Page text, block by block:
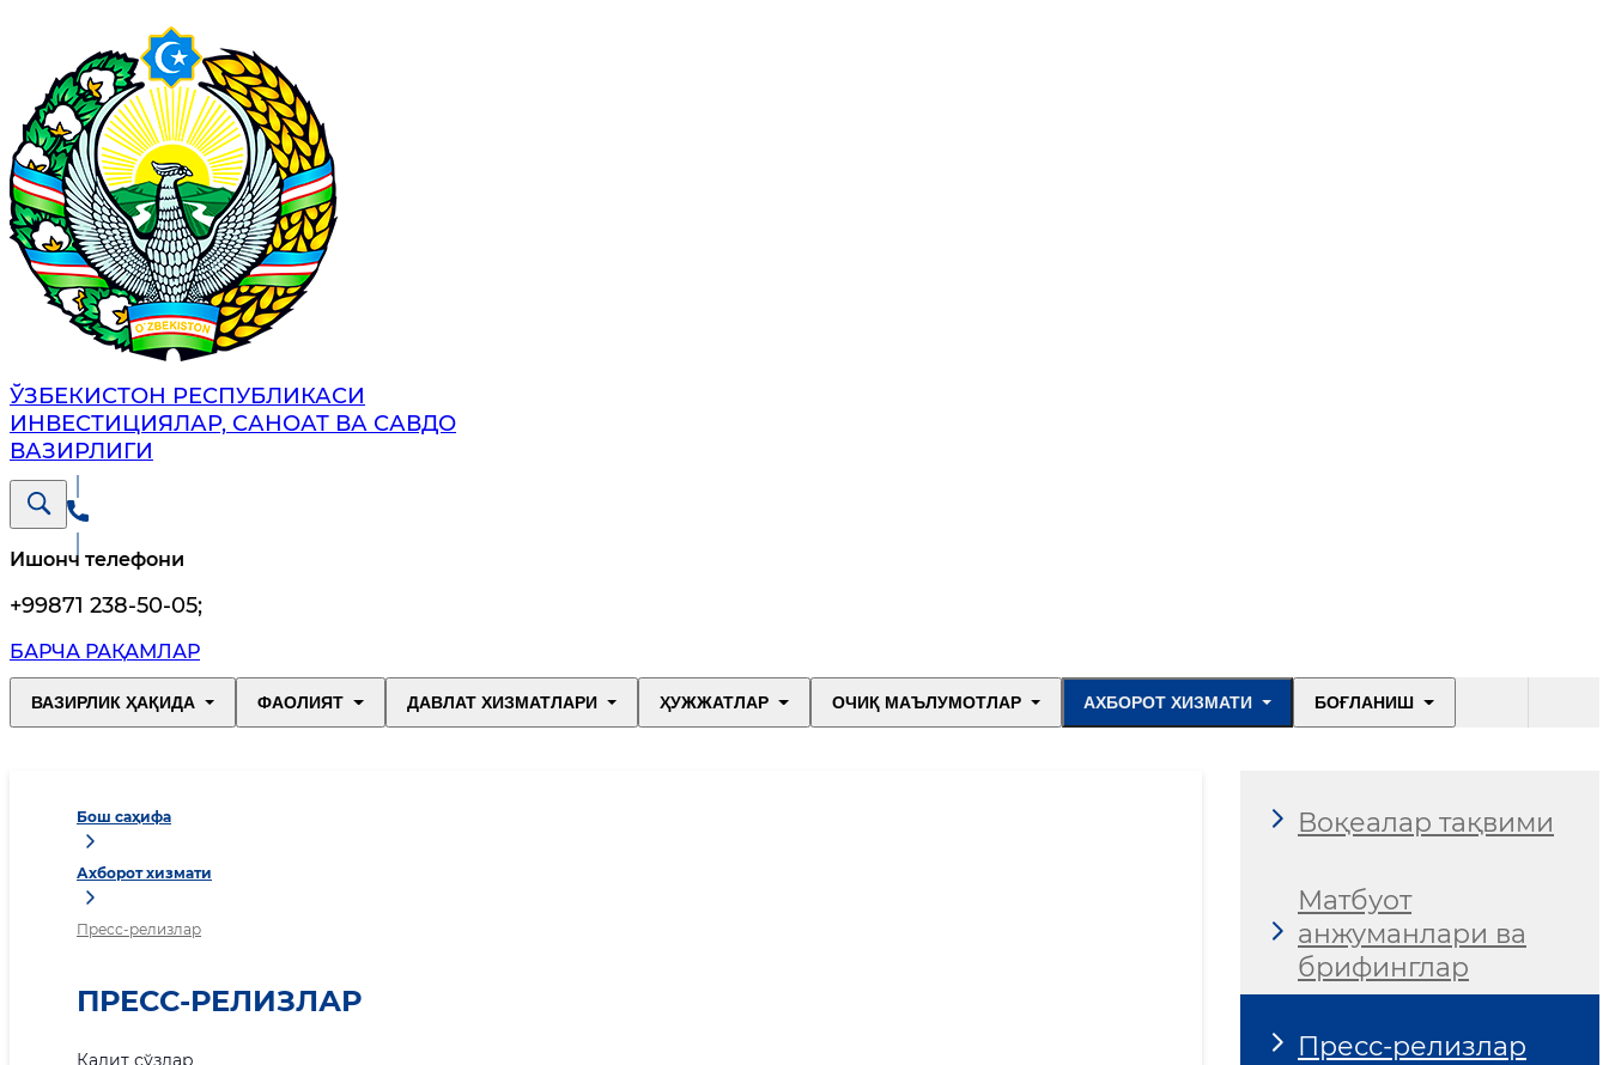
ЎЗБЕКИСТОН РЕСПУБЛИКАСИ
ИНВЕСТИЦИЯЛАР, САНОАТ ВА САВДО
ВАЗИРЛИГИ
Ишонч телефони
+99871 238-50-05;
БАРЧА РАҚАМЛАР
ВАЗИРЛИК ҲАҚИДА ФАОЛИЯТ ДАВЛАТ ХИЗМАТЛАРИ ҲУЖЖАТЛАР ОЧИҚ МАЪЛУМОТЛАР АХБОРОТ ХИЗМАТИ БОҒЛАНИШ
Бош саҳифа
Ахборот хизмати
Пресс-релизлар
ПРЕСС-РЕЛИЗЛАР
Калит сўзлар
Воқеалар тақвими
Матбуот
анжуманлари ва
брифинглар
Пресс-релизлар